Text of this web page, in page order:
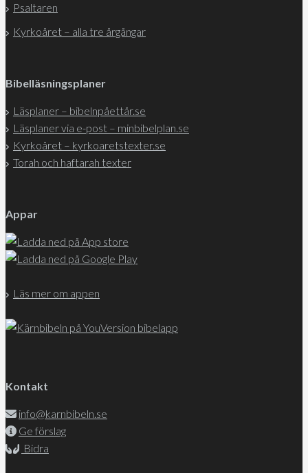
Psaltaren
Kyrkoåret – alla tre årgångar
Bibelläsningsplaner
Läsplaner – bibelnpåettår.se
Läsplaner via e-post – minbibelplan.se
Kyrkoåret – kyrkoaretstexter.se
Torah och haftarah texter
Appar
Läs mer om appen
Kontakt
info@karnbibeln.se
Ge förslag
Bidra